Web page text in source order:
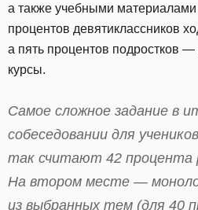
а также учебными
процентов девятиклассников
а пять процентов подростков
курсы.
Самое сложное задание в
собеседовании для
так считают 42 процента
На втором месте —
из выбранных тем (для 40